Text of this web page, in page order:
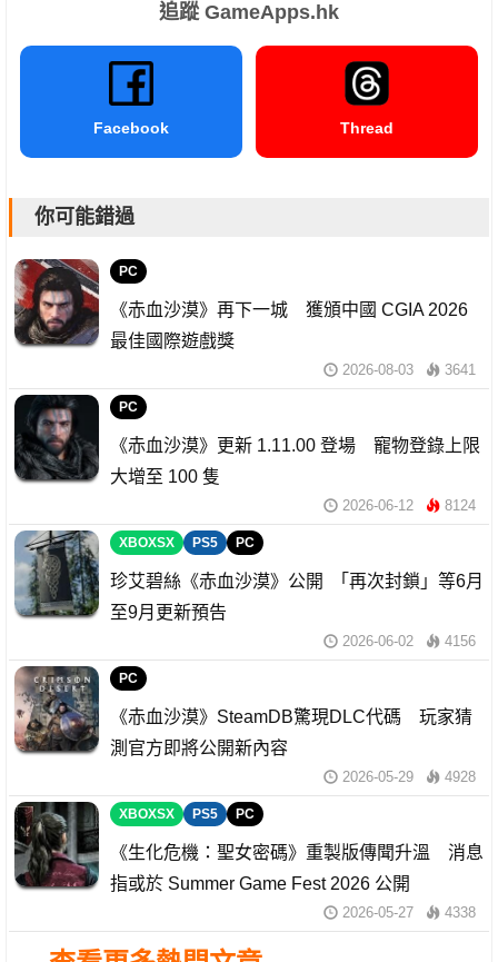
追蹤 GameApps.hk
Facebook Thread
你可能錯過
PC
《赤血沙漠》再下一城 獲頒中國 CGIA 2026
最佳國際遊戲獎
2026-08-03 3641
PC
《赤血沙漠》更新 1.11.00 登場 寵物登錄上限
大增至 100 隻
2026-06-12 8124
XBOXSX PS5 PC
珍艾碧絲《赤血沙漠》公開 「再次封鎖」等6月
至9月更新預告
2026-06-02 4156
PC
《赤血沙漠》SteamDB驚現DLC代碼 玩家猜
測官方即將公開新內容
2026-05-29 4928
XBOXSX PS5 PC
《生化危機：聖女密碼》重製版傳聞升溫 消息
指或於 Summer Game Fest 2026 公開
2026-05-27 4338